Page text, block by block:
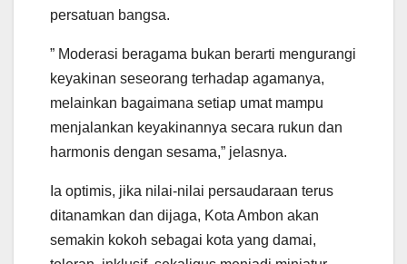
persatuan bangsa.
” Moderasi beragama bukan berarti mengurangi
keyakinan seseorang terhadap agamanya,
melainkan bagaimana setiap umat mampu
menjalankan keyakinannya secara rukun dan
harmonis dengan sesama,” jelasnya.
Ia optimis, jika nilai-nilai persaudaraan terus
ditanamkan dan dijaga, Kota Ambon akan
semakin kokoh sebagai kota yang damai,